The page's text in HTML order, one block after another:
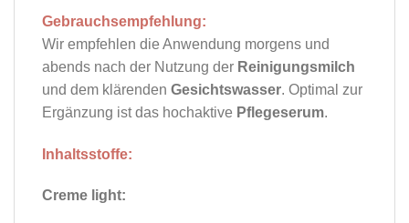
Gebrauchsempfehlung:
Wir empfehlen die Anwendung morgens und
abends nach der Nutzung der Reinigungsmilch
und dem klärenden Gesichtswasser. Optimal zur
Ergänzung ist das hochaktive Pflegeserum.
Inhaltsstoffe:
Creme light: